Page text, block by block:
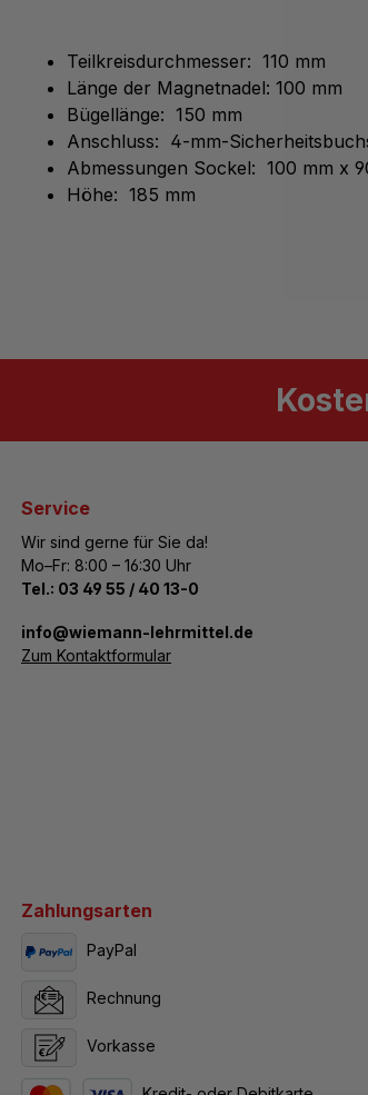
Teilkreisdurchmesser: 110 mm
Länge der Magnetnadel: 100 mm
Bügellänge: 150 mm
Anschluss: 4-mm-
Abmessungen Sockel: 100 mm x
Höhe: 185 mm
Service
Wir sind gerne für Sie da!
Mo–Fr: 8:00 – 16:30 Uhr
Tel.: 03 49 55 / 40 13-0
­info@wiemann-lehrmittel.de
Zum Kontaktformular
Zahlungsarten
PayPal
Rechnung
Vorkasse